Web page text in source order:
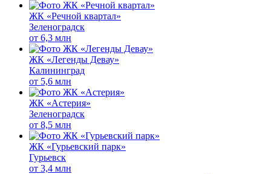
ЖК «Речной квартал»
Зеленоградск
от 6,3 млн
ЖК «Легенды Девау»
Калининград
от 5,6 млн
ЖК «Астерия»
Зеленоградск
от 8,5 млн
ЖК «Гурьевский парк»
Гурьевск
от 3,4 млн